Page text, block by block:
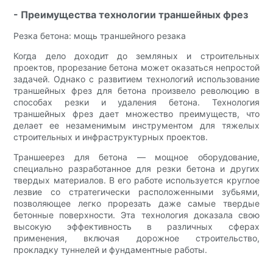
- Преимущества технологии траншейных фрез
Резка бетона: мощь траншейного резака
Когда дело доходит до земляных и строительных
проектов, прорезание бетона может оказаться непростой
задачей. Однако с развитием технологий использование
траншейных фрез для бетона произвело революцию в
способах резки и удаления бетона. Технология
траншейных фрез дает множество преимуществ, что
делает ее незаменимым инструментом для тяжелых
строительных и инфраструктурных проектов.
Траншеерез для бетона — мощное оборудование,
специально разработанное для резки бетона и других
твердых материалов. В его работе используется круглое
лезвие со стратегически расположенными зубьями,
позволяющее легко прорезать даже самые твердые
бетонные поверхности. Эта технология доказала свою
высокую эффективность в различных сферах
применения, включая дорожное строительство,
прокладку туннелей и фундаментные работы.